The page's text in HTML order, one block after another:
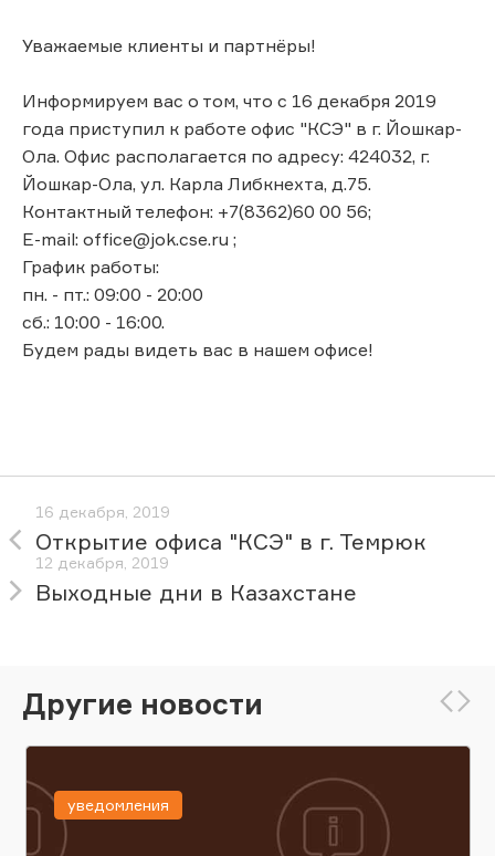
Уважаемые клиенты и партнёры!
Информируем вас о том, что с 16 декабря 2019
года приступил к работе офис "КСЭ" в г. Йошкар-
Ола. Офис располагается по адресу: 424032, г.
Йошкар-Ола, ул. Карла Либкнехта, д.75.
Контактный телефон: +7(8362)60 00 56;
E-mail: office@jok.cse.ru ;
График работы:
пн. - пт.: 09:00 - 20:00
сб.: 10:00 - 16:00.
Будем рады видеть вас в нашем офисе!
16 декабря, 2019
Открытие офиса "КСЭ" в г. Темрюк
12 декабря, 2019
Выходные дни в Казахстане
Другие новости
уведомления